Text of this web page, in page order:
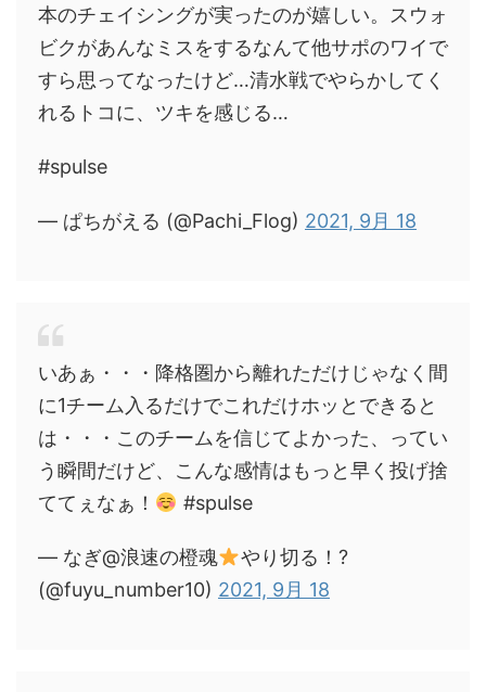
本のチェイシングが実ったのが嬉しい。スウォ
ビクがあんなミスをするなんて他サポのワイで
すら思ってなったけど…清水戦でやらかしてく
れるトコに、ツキを感じる…
#spulse
— ぱちがえる (@Pachi_Flog) 2021, 9月 18
いあぁ・・・降格圏から離れただけじゃなく間
に1チーム入るだけでこれだけホッとできると
は・・・このチームを信じてよかった、ってい
う瞬間だけど、こんな感情はもっと早く投げ捨
ててぇなぁ！
#spulse
— なぎ@浪速の橙魂
やり切る！?
(@fuyu_number10) 2021, 9月 18